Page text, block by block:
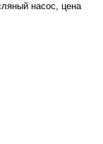
насос, цена